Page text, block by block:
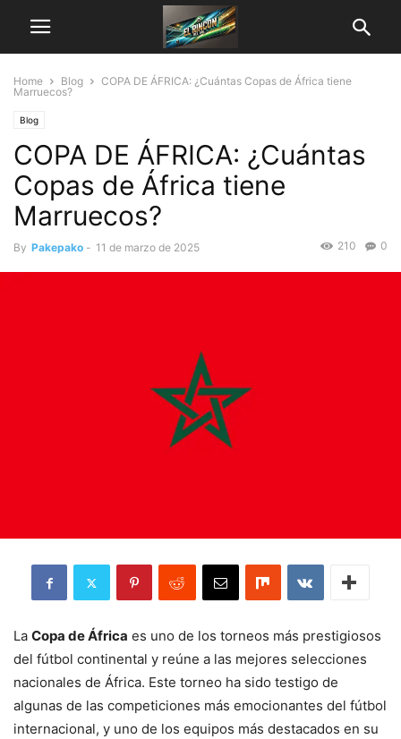
Home Blog
COPA DE ÁFRICA: ¿Cuántas Copas de África tiene
Marruecos?
Blog
COPA DE ÁFRICA: ¿Cuántas
Copas de África tiene
Marruecos?
By Pakepako - 11 de marzo de 2025 0
210
La Copa de África es uno de los torneos más prestigiosos
del fútbol continental y reúne a las mejores selecciones
nacionales de África. Este torneo ha sido testigo de
algunas de las competiciones más emocionantes del fútbol
internacional, y uno de los equipos más destacados en su